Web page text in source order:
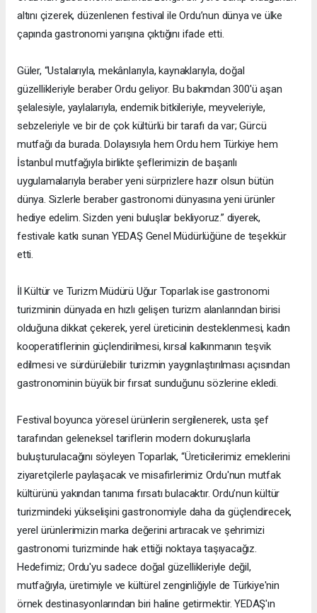
altını çizerek, düzenlenen festival ile Ordu’nun dünya ve ülke
çapında gastronomi yarışına çıktığını ifade etti.
Güler, “Ustalarıyla, mekânlarıyla, kaynaklarıyla, doğal
güzellikleriyle beraber Ordu geliyor. Bu bakımdan 300'ü aşan
şelalesiyle, yaylalarıyla, endemik bitkileriyle, meyveleriyle,
sebzeleriyle ve bir de çok kültürlü bir tarafı da var; Gürcü
mutfağı da burada. Dolayısıyla hem Ordu hem Türkiye hem
İstanbul mutfağıyla birlikte şeflerimizin de başarılı
uygulamalarıyla beraber yeni sürprizlere hazır olsun bütün
dünya. Sizlerle beraber gastronomi dünyasına yeni ürünler
hediye edelim. Sizden yeni buluşlar bekliyoruz.” diyerek,
festivale katkı sunan YEDAŞ Genel Müdürlüğüne de teşekkür
etti.
İl Kültür ve Turizm Müdürü Uğur Toparlak ise gastronomi
turizminin dünyada en hızlı gelişen turizm alanlarından birisi
olduğuna dikkat çekerek, yerel üreticinin desteklenmesi, kadın
kooperatiflerinin güçlendirilmesi, kırsal kalkınmanın teşvik
edilmesi ve sürdürülebilir turizmin yaygınlaştırılması açısından
gastronominin büyük bir fırsat sunduğunu sözlerine ekledi.
Festival boyunca yöresel ürünlerin sergilenerek, usta şef
tarafından geleneksel tariflerin modern dokunuşlarla
buluşturulacağını söyleyen Toparlak, “Üreticilerimiz emeklerini
ziyaretçilerle paylaşacak ve misafirlerimiz Ordu'nun mutfak
kültürünü yakından tanıma fırsatı bulacaktır. Ordu’nun kültür
turizmindeki yükselişini gastronomiyle daha da güçlendirecek,
yerel ürünlerimizin marka değerini artıracak ve şehrimizi
gastronomi turizminde hak ettiği noktaya taşıyacağız.
Hedefimiz; Ordu'yu sadece doğal güzellikleriyle değil,
mutfağıyla, üretimiyle ve kültürel zenginliğiyle de Türkiye'nin
örnek destinasyonlarından biri haline getirmektir. YEDAŞ'ın